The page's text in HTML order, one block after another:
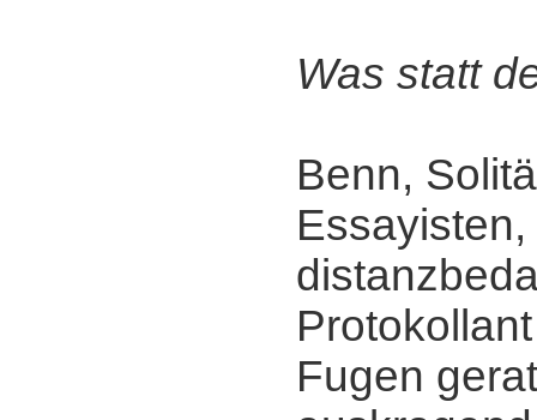
Was statt
Benn,
Essayisten,
Fugen